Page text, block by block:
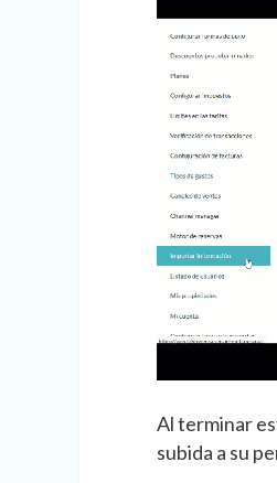
Al terminar
subida a su